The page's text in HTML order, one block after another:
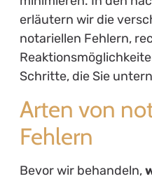
erläutern wir die
notariellen Fehlern,
Schritte, die Sie
Arten von
Fehlern
Bevor wir behandeln,